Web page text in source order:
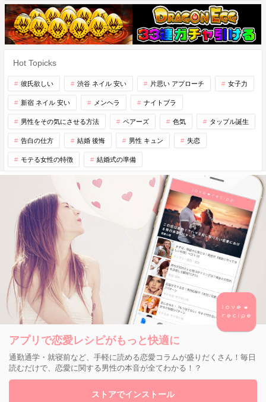
Hot Topicks
彼氏欲しい 渋谷 ネイル 安い 片思い アプローチ 女子力
新宿 ネイル 安い メンヘラ ナイトブラ
男性をその気にさせる方法 ペアーズ 色気 タップル誕生
告白の仕方 結婚 後悔 男性 キュン 失恋
モテる女性の特徴 結婚式の準備
アプリで恋愛レシピがもっと快適に
通勤通学・就寝前など、手軽に読める恋愛コラムが盛りだくさん！毎日
読むだけで、恋愛に関する男性の本音が全てわかる！？
ストアでインストール